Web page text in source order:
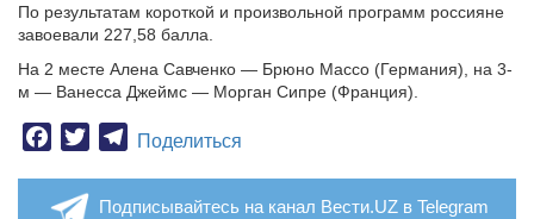
По результатам короткой и произвольной программ россияне
завоевали 227,58 балла.
На 2 месте Алена Савченко — Брюно Массо (Германия), на 3-
м — Ванесса Джеймс — Морган Сипре (Франция).
Facebook
TwitterTelegram
Поделиться
Подписывайтесь на канал Вести.UZ в Telegram